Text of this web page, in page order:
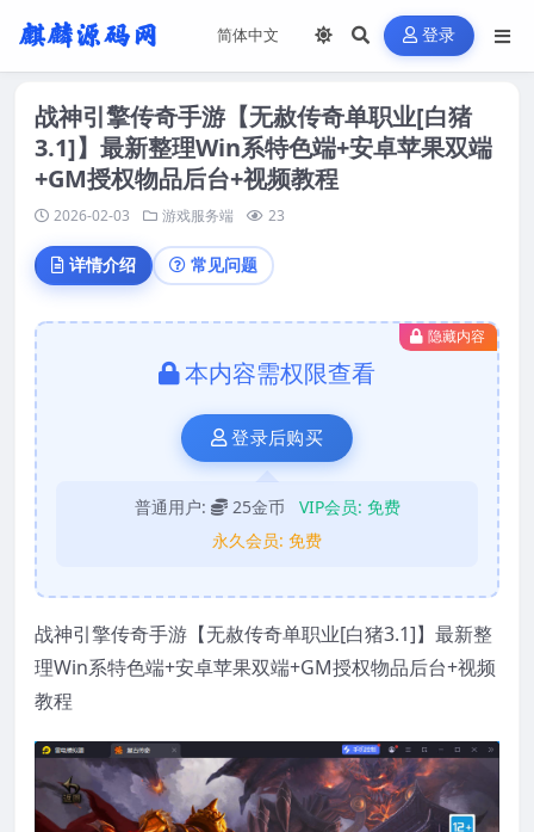
登录
战神引擎传奇手游【无赦传奇单职业[白猪
3.1]】最新整理Win系特色端+安卓苹果双端
+GM授权物品后台+视频教程
2026-02-03 游戏服务端 23
详情介绍 常见问题
隐藏内容
本内容需权限查看
登录后购买
普通用户: 25金币 VIP会员: 免费
永久会员: 免费
战神引擎传奇手游【无赦传奇单职业[白猪3.1]】最新整
理Win系特色端+安卓苹果双端+GM授权物品后台+视频
教程